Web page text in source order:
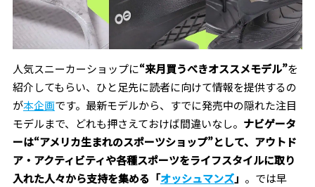
人気スニーカーショップに“来月買うべきオススメモデル”を
紹介してもらい、ひと足先に読者に向けて情報を提供するの
が本企画です。最新モデルから、すでに発売中の隠れた注目
モデルまで、どれも押さえておけば間違いなし。 ナビゲータ
ーは“アメリカ生まれのスポーツショップ”として、アウトド
ア・アクティビティや各種スポーツをライフスタイルに取り
入れた人々から支持を集める「オッシュマンズ」 。では早